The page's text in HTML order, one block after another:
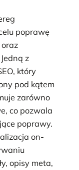
poprawę
z
który
pod kątem
zarówno
co pozwala
poprawy.
on-
opisy meta,